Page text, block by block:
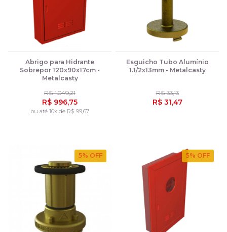
Abrigo para Hidrante
Sobrepor 120x90x17cm -
Metalcasty
R$ 1.049,21
R$ 996,75
ou até 10x de R$ 99,67
Esguicho Tubo Alumínio
1.1/2x13mm - Metalcasty
R$ 33,13
R$ 31,47
5% OFF 5% OFF